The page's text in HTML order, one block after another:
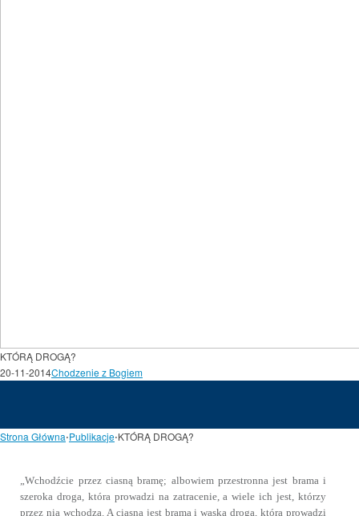
KTÓRĄ DROGĄ?
20-11-2014Chodzenie z Bogiem
Strona Główna⋅Publikacje⋅KTÓRĄ DROGĄ?
„Wchodźcie przez ciasną bramę; albowiem przestronna jest brama i
szeroka droga, która prowadzi na zatracenie, a wiele ich jest, którzy
przez nią wchodzą. A ciasna jest brama i wąska droga, która prowadzi